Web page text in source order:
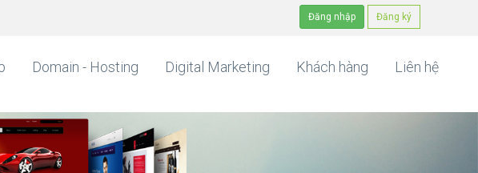
Domain - Hosting Digital Marketing Khách hàng Liên hệ
Đăng nhập Đăng ký